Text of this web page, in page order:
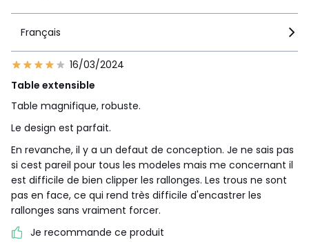
Téléchargements
Plan(s) de montage
Caractéristiques environnementales de l’emballage
En savoir plus sur nos emballages
Français
16/03/2024
Table extensible
Table magnifique, robuste.
Le design est parfait.
En revanche, il y a un defaut de conception. Je ne sais pas
si cest pareil pour tous les modeles mais me concernant il
est difficile de bien clipper les rallonges. Les trous ne sont
pas en face, ce qui rend très difficile d'encastrer les
rallonges sans vraiment forcer.
Je recommande ce produit